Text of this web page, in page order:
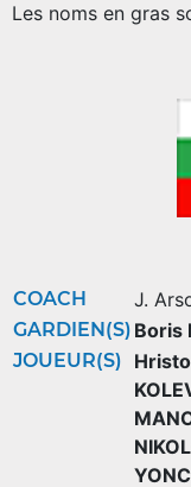
Les noms en gras
COACH J.
GARDIEN(S) Boris
JOUEUR(S)